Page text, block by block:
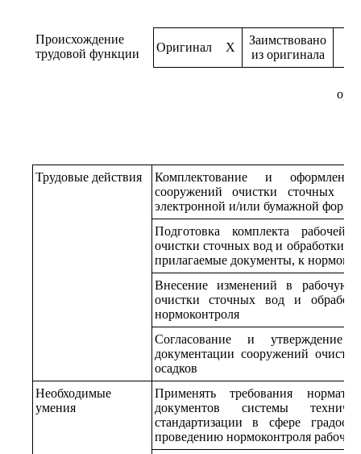
Происхождение
трудовой функции
Оригинал X
Заимствовано
из оригинала
Трудовые действия
Комплектование и
сооружений очистки сточных
электронной и/или бумажной форме
Подготовка комплекта рабочей
очистки сточных вод и обработки
прилагаемые документы, к
Внесение изменений в рабочую
очистки сточных вод и
нормоконтроля
Согласование и утверждение
документации сооружений
осадков
Необходимые
умения
Применять требования
документов системы
стандартизации в сфере
проведению нормоконтроля